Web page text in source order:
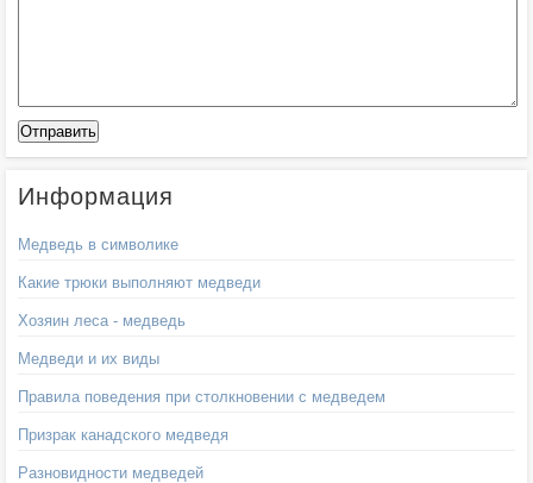
Информация
Медведь в символике
Какие трюки выполняют медведи
Хозяин леса - медведь
Медведи и их виды
Правила поведения при столкновении с медведем
Призрак канадского медведя
Разновидности медведей